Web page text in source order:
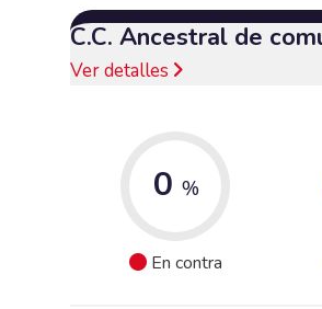
C.C. Ancestral de
Ver detalles
0 %
En contra